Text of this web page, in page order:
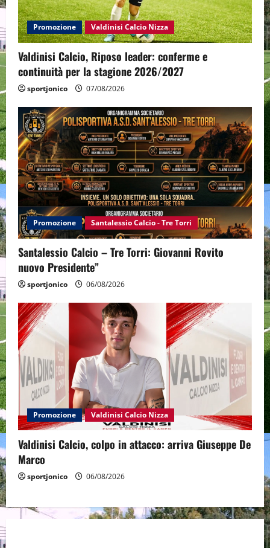
Promozione Valdinisi Calcio Nizza
Valdinisi Calcio, Riposo leader: conferme e
continuità per la stagione 2026/2027
sportjonico 07/08/2026
Promozione Santalessio Calcio - Tre Torri
Santalessio Calcio – Tre Torri: Giovanni Rovito
nuovo Presidente”
sportjonico 06/08/2026
Promozione Valdinisi Calcio Nizza
Valdinisi Calcio, colpo in attacco: arriva Giuseppe De
Marco
sportjonico 06/08/2026